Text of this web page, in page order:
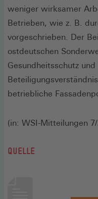
weniger wirksamer
Betrieben, wie z. B.
vorgeschrieben. Der
ostdeutschen
Gesundheitsschutz
betriebliche
(in: WSI-Mitteilungen
QUELLE